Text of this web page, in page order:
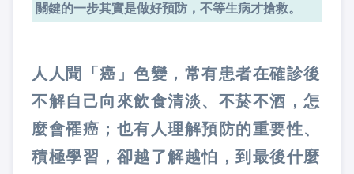
關鍵的一步其實是做好預防，不等生病才搶救。
人人聞「癌」色變，常有患者在確診後
不解自己向來飲食清淡、不菸不酒，怎
麼會罹癌；也有人理解預防的重要性、
積極學習，卻越了解越怕，到最後什麼